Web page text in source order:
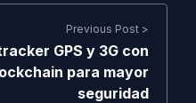
Previous Post >
GPS y 3G con
para mayor
seguridad